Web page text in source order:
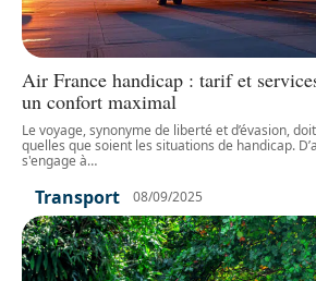
Air France handicap : tarif et
un confort maximal
Le voyage, synonyme de liberté et d’évasion,
quelles que soient les situations de handicap.
s'engage à…
Transport 08/09/2025